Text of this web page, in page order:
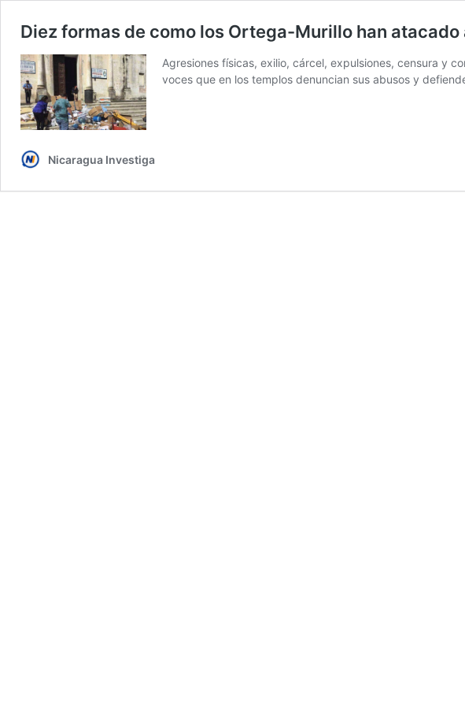
Diez formas de como los Ortega-Murillo han
Agresiones físicas, exilio, cárcel, expulsiones, censura y
voces que en los templos denuncian sus abusos y
Nicaragua Investiga